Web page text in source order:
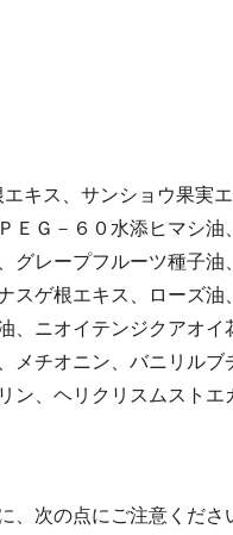
キス、サンショウ果実
ＥＧ－６０水添ヒマシ
グレープフルーツ種子油
スゲ根エキス、ローズ
、ニオイテンジクアオイ
メチオニン、バニリルブ
ン、ヘリクリスムストエ
、次の点にご注意くださ